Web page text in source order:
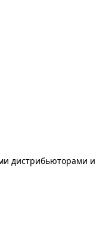
дистрибьюторами и